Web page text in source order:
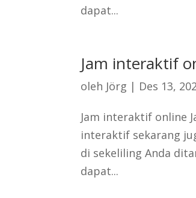
dapat...
Jam interaktif
oleh Jörg | Des 13,
Jam interaktif online
interaktif sekarang
di sekeliling Anda
dapat...